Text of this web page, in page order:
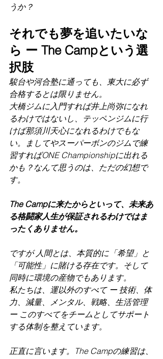
うか？
それでも夢を追いたいな
ら ー The Campという選
択肢
駿台や河合塾に通っても、東大に必ず
合格するとは限りません。
大橋ジムに入門すれば井上尚弥になれ
るわけではないし、テッペンジムに行
けば那須川天心になれるわけでもな
い。ましてやスーパーボンのジムで練
習すればONE Championshipに出れる
かも？なんて思うのは、ただの幻想で
す。
The Campに来たからといって、未来あ
る格闘家人生が保証されるわけではま
ったくありません。
ですが 人間とは、本質的に「希望」と
「可能性」に賭ける存在です。そして
同時に環境の産物でもあります。
私たちは、運以外のすべて ー 技術、体
力、減量、メンタル、戦略、生活管理
ー このすべてをチームとしてサポート
する体制を整えています。
正直に言います。The Campの練習は、